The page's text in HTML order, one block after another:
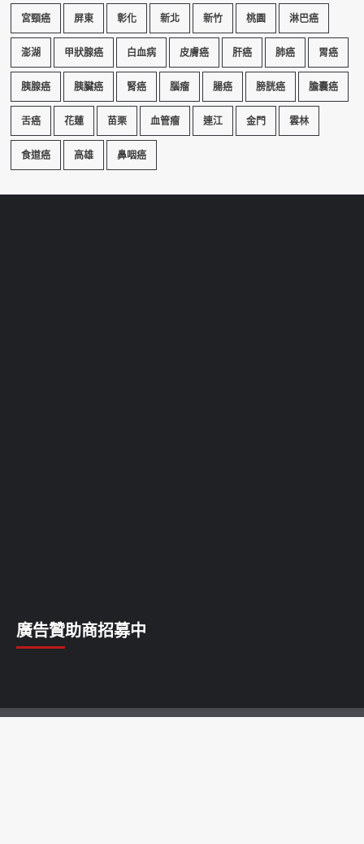
宮頸癌 屏東 彰化 新北 新竹 桃園 淋巴癌
澎湖 甲狀腺癌 白血病 皮膚癌 肝癌 肺癌 胃癌
胰腺癌 胰臟癌 腎癌 腦瘤 腸癌 膀胱癌 膽囊癌
舌癌 花蓮 苗栗 血管瘤 連江 金門 雲林
食道癌 高雄 鼻咽癌
廣告贊助商招募中